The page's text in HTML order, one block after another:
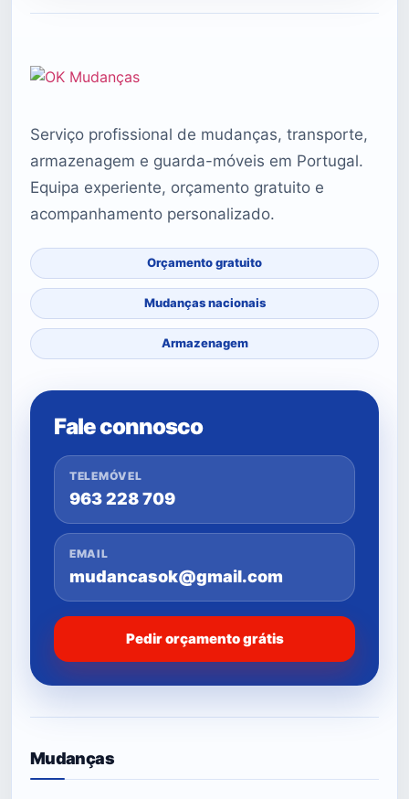
Serviço profissional de mudanças, transporte,
armazenagem e guarda-móveis em Portugal.
Equipa experiente, orçamento gratuito e
acompanhamento personalizado.
Orçamento gratuito
Mudanças nacionais
Armazenagem
Fale connosco
TELEMÓVEL
963 228 709
EMAIL
mudancasok@gmail.com
Pedir orçamento grátis
Mudanças